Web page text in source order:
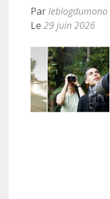
Parleblogdumono
Le 29 juin 2026